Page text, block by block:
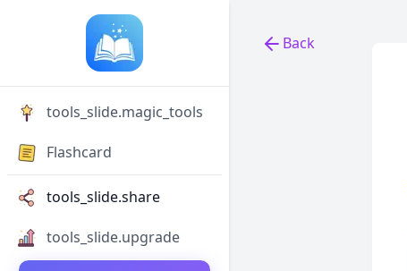
tools_slide.magic_tools
Flashcard
tools_slide.share
tools_slide.upgrade
Back
Back to tools